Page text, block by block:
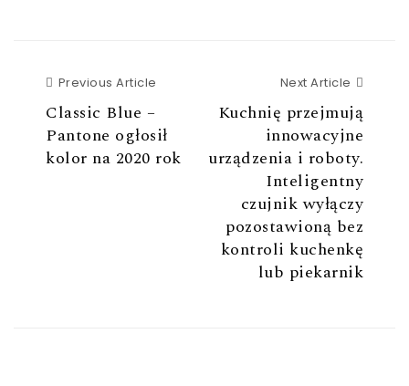
Previous Article
Classic Blue –
Pantone ogłosił
kolor na 2020 rok
Next Article
Kuchnię przejmują
innowacyjne
urządzenia i roboty.
Inteligentny
czujnik wyłączy
pozostawioną bez
kontroli kuchenkę
lub piekarnik